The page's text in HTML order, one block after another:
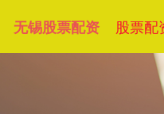
无锡股票配资 股票配